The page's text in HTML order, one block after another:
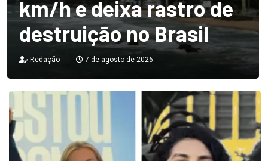
km/h e deixa rastro de
destruição no Brasil
Redação 7 de agosto de 2026